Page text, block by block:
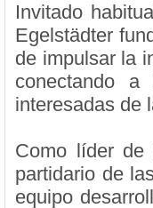
Invitado
Egelstädter
de impulsar la
conectando
interesadas de
Como líder de
partidario de
equipo